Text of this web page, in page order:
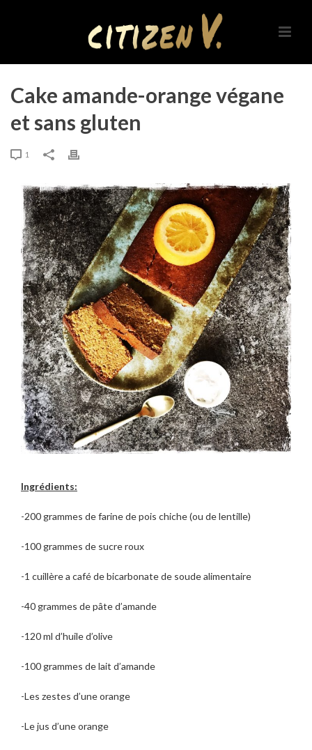
Cake amande-orange végane
et sans gluten
1
Ingrédients:
-200 grammes de farine de pois chiche (ou de lentille)
-100 grammes de sucre roux
-1 cuillère a café de bicarbonate de soude alimentaire
-40 grammes de pâte d’amande
-120 ml d’huile d’olive
-100 grammes de lait d’amande
-Les zestes d’une orange
-Le jus d’une orange